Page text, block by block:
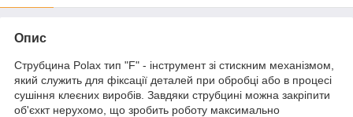
Опис
Струбцина Polax тип "F" - інструмент зі стискним механізмом,
який служить для фіксації деталей при обробці або в процесі
сушіння клеєних виробів. Завдяки струбцині можна закріпити
об'єхкт нерухомо, що зробить роботу максимально